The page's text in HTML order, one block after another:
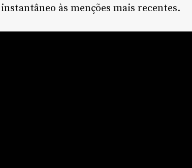
às menções mais recentes.